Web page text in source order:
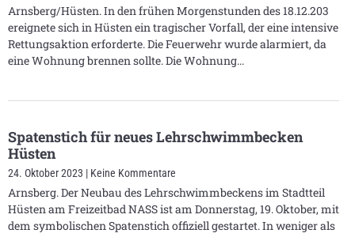
Arnsberg/Hüsten. In den frühen Morgenstunden des 18.12.203
ereignete sich in Hüsten ein tragischer Vorfall, der eine intensive
Rettungsaktion erforderte. Die Feuerwehr wurde alarmiert, da
eine Wohnung brennen sollte. Die Wohnung
Spatenstich für neues Lehrschwimmbecken
Hüsten
24. Oktober 2023 Keine Kommentare
Arnsberg. Der Neubau des Lehrschwimmbeckens im Stadtteil
Hüsten am Freizeitbad NASS ist am Donnerstag, 19. Oktober, mit
dem symbolischen Spatenstich offiziell gestartet. In weniger als